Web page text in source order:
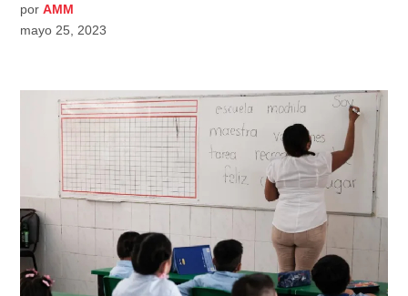
por AMM
mayo 25, 2023